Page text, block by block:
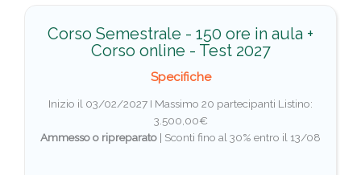
Corso Semestrale - 150 ore in aula +
Corso online - Test 2027
Specifiche
Inizio il 03/02/2027 I Massimo 20 partecipanti Listino:
3.500,00€
Ammesso o ripreparato | Sconti fino al 30% entro il 13/08